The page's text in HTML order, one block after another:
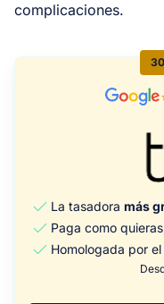
complicaciones.
La tasadora más
Paga como
Homologada por